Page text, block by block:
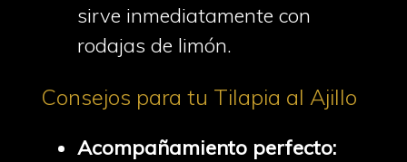
sirve inmediatamente con
rodajas de limón.
Consejos para tu Tilapia al Ajillo
Acompañamiento perfecto: